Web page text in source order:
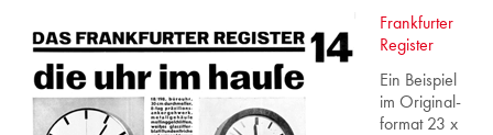
Frankfurter
Register
Ein Bei­spiel
im Ori­gi­nal­
for­mat 23 x